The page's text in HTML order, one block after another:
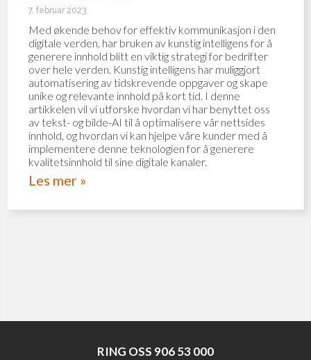
7. februar 2023
Med økende behov for effektiv kommunikasjon i den
digitale verden, har bruken av kunstig intelligens for å
generere innhold blitt en viktig strategi for bedrifter
over hele verden. Kunstig intelligens har muliggjort
automatisering av tidskrevende oppgaver og skape
unike og relevante innhold på kort tid. I denne
artikkelen vil vi utforske hvordan vi har benyttet oss
av tekst- og bilde-AI til å optimalisere vår nettsides
innhold, og hvordan vi kan hjelpe våre kunder med å
implementere denne teknologien for å generere
kvalitetsinnhold til sine digitale kanaler.
Les mer »
RING OSS 906 53 000